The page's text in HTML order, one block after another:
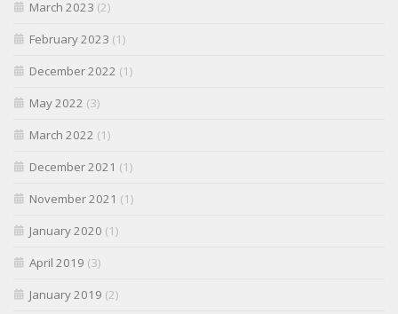
March 2023 (2)
February 2023 (1)
December 2022 (1)
May 2022 (3)
March 2022 (1)
December 2021 (1)
November 2021 (1)
January 2020 (1)
April 2019 (3)
January 2019 (2)